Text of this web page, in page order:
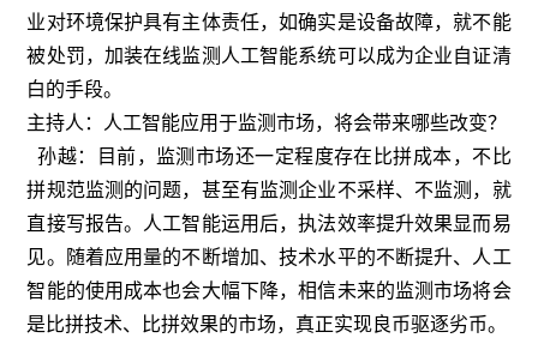
业对环境保护具有主体责任，如确实是设备故障，就不能
被处罚，加装在线监测人工智能系统可以成为企业自证清
白的手段。
主持人：人工智能应用于监测市场，将会带来哪些改变？
孙越：目前，监测市场还一定程度存在比拼成本，不比
拼规范监测的问题，甚至有监测企业不采样、不监测，就
直接写报告。人工智能运用后，执法效率提升效果显而易
见。随着应用量的不断增加、技术水平的不断提升、人工
智能的使用成本也会大幅下降，相信未来的监测市场将会
是比拼技术、比拼效果的市场，真正实现良币驱逐劣币。